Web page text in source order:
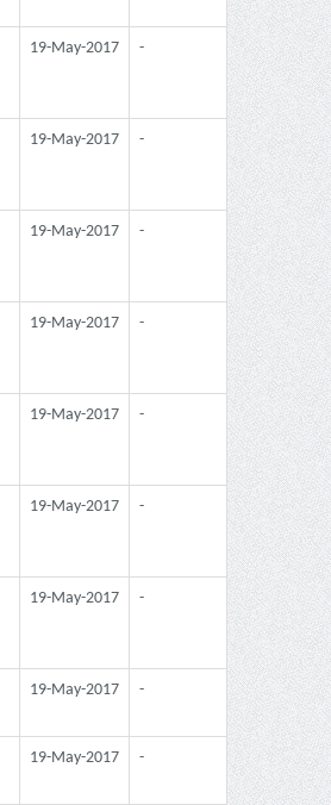
19-May-2017 -
19-May-2017 -
19-May-2017 -
19-May-2017 -
19-May-2017 -
19-May-2017 -
19-May-2017 -
19-May-2017 -
19-May-2017 -